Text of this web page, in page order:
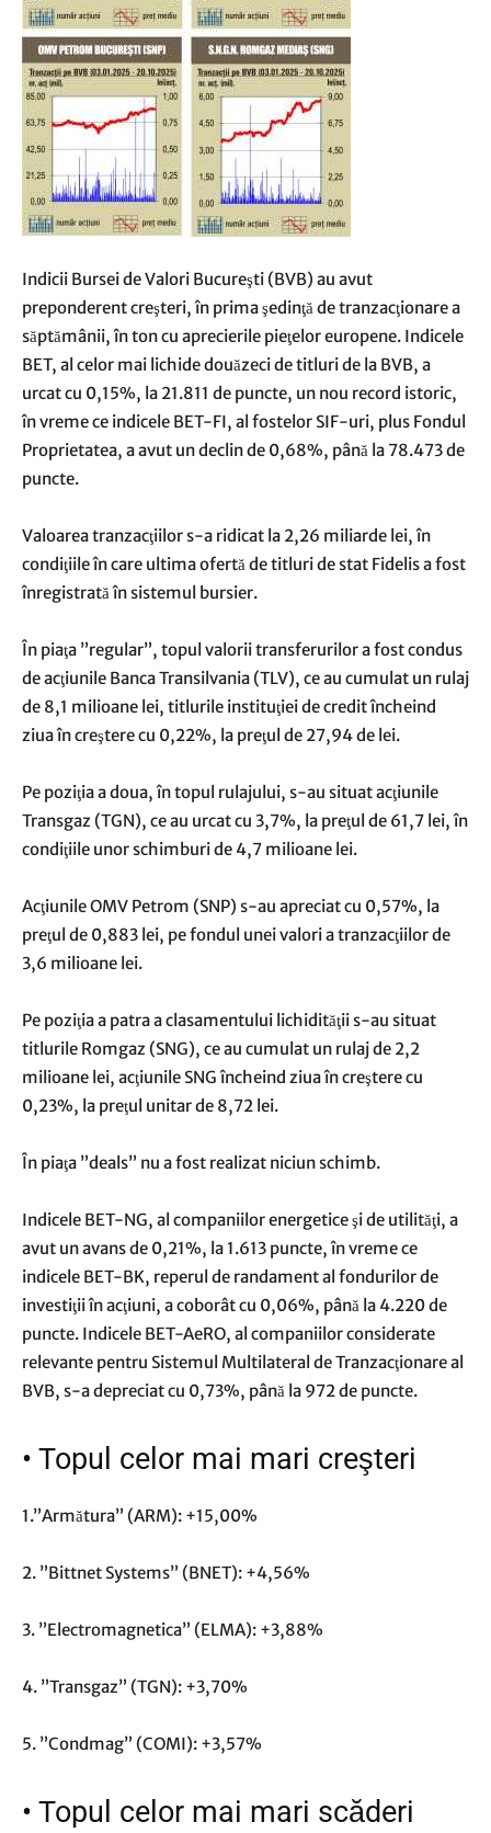
Indicii Bursei de Valori Bucureşti (BVB) au avut
preponderent creşteri, în prima şedinţă de tranzacţionare a
săptămânii, în ton cu aprecierile pieţelor europene. Indicele
BET, al celor mai lichide douăzeci de titluri de la BVB, a
urcat cu 0,15%, la 21.811 de puncte, un nou record istoric,
în vreme ce indicele BET-FI, al fostelor SIF-uri, plus Fondul
Proprietatea, a avut un declin de 0,68%, până la 78.473 de
puncte.
Valoarea tranzacţiilor s-a ridicat la 2,26 miliarde lei, în
condiţiile în care ultima ofertă de titluri de stat Fidelis a fost
înregistrată în sistemul bursier.
În piaţa ”regular”, topul valorii transferurilor a fost condus
de acţiunile Banca Transilvania (TLV), ce au cumulat un rulaj
de 8,1 milioane lei, titlurile instituţiei de credit încheind
ziua în creştere cu 0,22%, la preţul de 27,94 de lei.
Pe poziţia a doua, în topul rulajului, s-au situat acţiunile
Transgaz (TGN), ce au urcat cu 3,7%, la preţul de 61,7 lei, în
condiţiile unor schimburi de 4,7 milioane lei.
Acţiunile OMV Petrom (SNP) s-au apreciat cu 0,57%, la
preţul de 0,883 lei, pe fondul unei valori a tranzacţiilor de
3,6 milioane lei.
Pe poziţia a patra a clasamentului lichidităţii s-au situat
titlurile Romgaz (SNG), ce au cumulat un rulaj de 2,2
milioane lei, acţiunile SNG încheind ziua în creştere cu
0,23%, la preţul unitar de 8,72 lei.
În piaţa ”deals” nu a fost realizat niciun schimb.
Indicele BET-NG, al companiilor energetice şi de utilităţi, a
avut un avans de 0,21%, la 1.613 puncte, în vreme ce
indicele BET-BK, reperul de randament al fondurilor de
investiţii în acţiuni, a coborât cu 0,06%, până la 4.220 de
puncte. Indicele BET-AeRO, al companiilor considerate
relevante pentru Sistemul Multilateral de Tranzacţionare al
BVB, s-a depreciat cu 0,73%, până la 972 de puncte.
• Topul celor mai mari creşteri
1.”Armătura” (ARM): +15,00%
2. ”Bittnet Systems” (BNET): +4,56%
3. ”Electromagnetica” (ELMA): +3,88%
4. ”Transgaz” (TGN): +3,70%
5. ”Condmag” (COMI): +3,57%
• Topul celor mai mari scăderi